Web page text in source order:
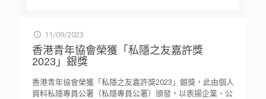
11/09/2023
香港青年協會榮獲「私隱之友嘉許獎
2023」銀獎
香港青年協會榮獲「私隱之友嘉許獎2023」銀獎，此由個人
資料私隱專員公署（私隱專員公署）頒發，以表揚企業、公